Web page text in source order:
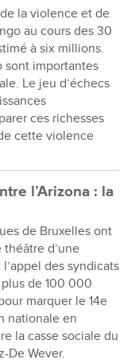
la violence et de
au cours des 30
à six millions.
sont importantes
Le jeu d’échecs
ces richesses
cette violence
l’Arizona : la
de Bruxelles ont
d’une
des syndicats
de 100 000
marquer le 14e
nationale en
la casse sociale du
De Wever.